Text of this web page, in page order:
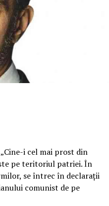
i cel mai prost din
pe teritoriul patriei. În
se întrec în declarații
comunist de pe